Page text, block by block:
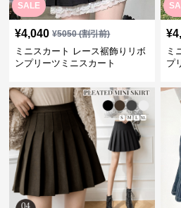
SALE
¥4,040 ¥5050(割引前)
ミニスカート レース裾飾りリボ
ンプリーツミニスカート
¥
ミ
プ